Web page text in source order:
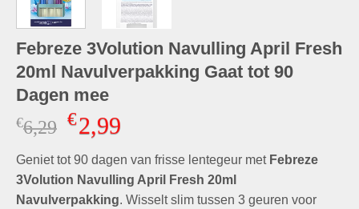
Febreze 3Volution Navulling April Fresh
20ml Navulverpakking Gaat tot 90
Dagen mee
€6,29 Oorspronkelijke
prijs
was:
€6,29.
€2,99Huidige
is:
€2,99.
Geniet tot 90 dagen van frisse lentegeur met Febreze
3Volution Navulling April Fresh 20ml
Navulverpakking. Wisselt slim tussen 3 geuren voor